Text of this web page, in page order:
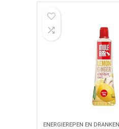
ENERGIEREPEN EN DRANKEN